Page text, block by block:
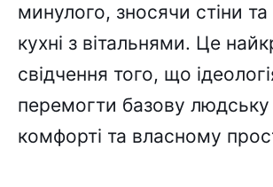
минулого, зносячи стіни
кухні з вітальнями. Це
свідчення того, що
перемогти базову
комфорті та власному